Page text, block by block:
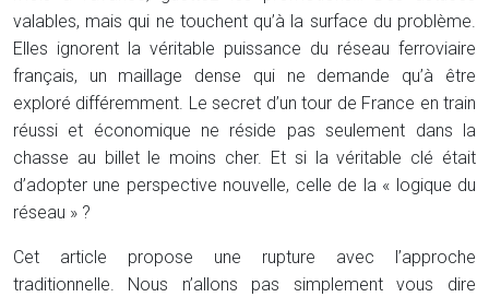
valables, mais qui ne touchent qu’à la surface du problème.
Elles ignorent la véritable puissance du réseau ferroviaire
français, un maillage dense qui ne demande qu’à être
exploré différemment. Le secret d’un tour de France en train
réussi et économique ne réside pas seulement dans la
chasse au billet le moins cher. Et si la véritable clé était
d’adopter une perspective nouvelle, celle de la « logique du
réseau » ?
Cet article propose une rupture avec l’approche
traditionnelle. Nous n’allons pas simplement vous dire